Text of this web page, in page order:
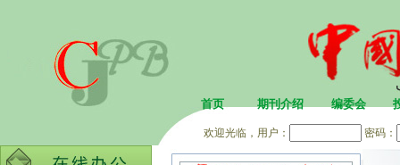
首页 期刊介绍 编委会
欢迎光临，用户： 密码：